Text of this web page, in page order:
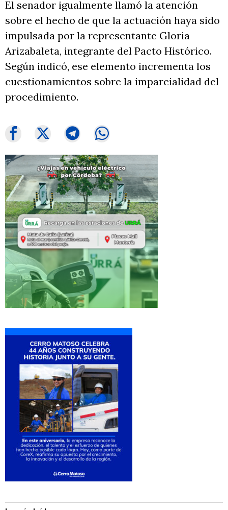
El senador igualmente llamó la atención
sobre el hecho de que la actuación haya sido
impulsada por la representante Gloria
Arizabaleta, integrante del Pacto Histórico.
Según indicó, ese elemento incrementa los
cuestionamientos sobre la imparcialidad del
procedimiento.